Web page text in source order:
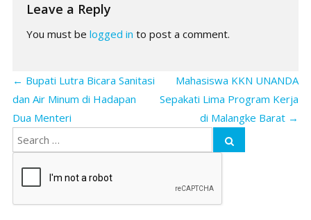
Leave a Reply
You must be logged in to post a comment.
← Bupati Lutra Bicara Sanitasi
dan Air Minum di Hadapan
Dua Menteri
Mahasiswa KKN UNANDA
Sepakati Lima Program Kerja
di Malangke Barat →